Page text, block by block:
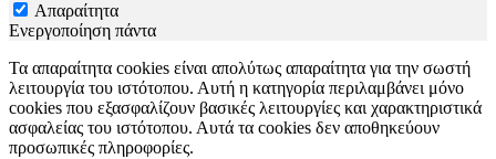
Απαραίτητα
Ενεργοποίηση πάντα
Τα απαραίτητα cookies είναι απολύτως απαραίτητα για την σωστή
λειτουργία του ιστότοπου. Αυτή η κατηγορία περιλαμβάνει μόνο
cookies που εξασφαλίζουν βασικές λειτουργίες και χαρακτηριστικά
ασφαλείας του ιστότοπου. Αυτά τα cookies δεν αποθηκεύουν
προσωπικές πληροφορίες.